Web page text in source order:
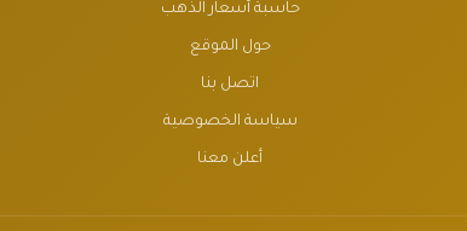
حاسبة أسعار الذهب
حول الموقع
اتصل بنا
سياسة الخصوصية
أعلن معنا